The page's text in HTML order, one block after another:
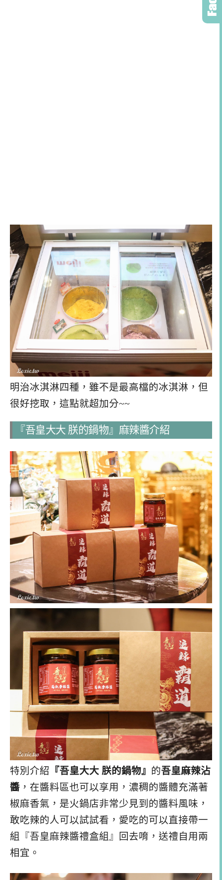
明治冰淇淋四種，雖不是最高檔的冰淇淋，但
很好挖取，這點就超加分~~
『吾皇大大 朕的鍋物』麻辣醬介紹
特別介紹 『吾皇大大 朕的鍋物』 的吾皇麻辣沾
醬 ，在醬料區也可以享用，濃稠的醬體充滿著
椒麻香氣，是火鍋店非常少見到的醬料風味，
敢吃辣的人可以試試看，愛吃的可以直接帶一
組『吾皇麻辣醬禮盒組』回去唷，送禮自用兩
相宜。